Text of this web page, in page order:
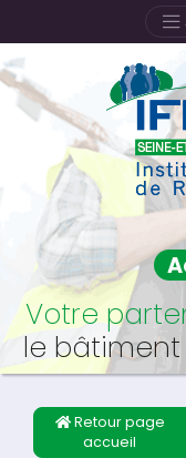
Votre
le
Retour page
accueil